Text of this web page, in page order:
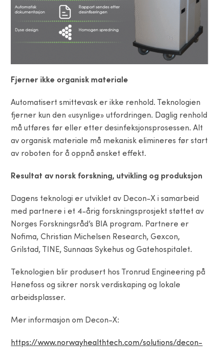
Fjerner ikke organisk materiale
Automatisert smittevask er ikke renhold. Teknologien
fjerner kun den «usynlige» utfordringen. Daglig renhold
må utføres før eller etter desinfeksjonsprosessen. Alt
av organisk materiale må mekanisk elimineres før start
av roboten for å oppnå ønsket effekt.
Resultat av norsk forskning, utvikling og produksjon
Dagens teknologi er utviklet av Decon-X i samarbeid
med partnere i et 4-årig forskningsprosjekt støttet av
Norges Forskningsråd’s BIA program. Partnere er
Nofima, Christian Michelsen Research, Gexcon,
Grilstad, TINE, Sunnaas Sykehus og Gatehospitalet.
Teknologien blir produsert hos Tronrud Engineering på
Hønefoss og sikrer norsk verdiskaping og lokale
arbeidsplasser.
Mer informasjon om Decon-X:
https://www.norwayhealthtech.com/solutions/decon-